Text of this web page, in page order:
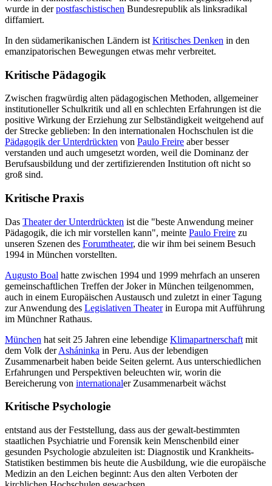
wurde in derpostfaschistischen Bundesrepublik als linksradikal
diffamiert.
In den südamerikanischen Ländern ist Kritisches Denken in den
emanzipatorischen Bewegungen etwas mehr verbreitet.
Kritische Pädagogik
Zwischen fragwürdig alten pädagogischen Methoden, allgemeiner
institutioneller Schulkritik und all en schlechten Erfahrungen ist die
positive Wirkung der Erziehung zur Selbständigkeit weitgehend auf
der Strecke geblieben: In den internationalen Hochschulen ist die
Pädagogik der Unterdrückten von Paulo Freire aber besser
verstanden und auch umgesetzt worden, weil die Dominanz der
Berufsausbildung und der zertifizierenden Institution oft nicht so
groß sind.
Kritische Praxis
Das Theater der Unterdrückten ist die "beste Anwendung meiner
Pädagogik, die ich mir vorstellen kann", meinte Paulo Freire zu
unseren Szenen des Forumtheater, die wir ihm bei seinem Besuch
1994 in München vorstellten.
Augusto Boal hatte zwischen 1994 und 1999 mehrfach an unseren
gemeinschaftlichen Treffen der Joker in München teilgenommen,
auch in einem Europäischen Austausch und zuletzt in einer Tagung
zur Anwendung des Legislativen Theaterin Europa mit Aufführung
im Münchner Rathaus.
München hat seit 25 Jahren eine lebendige Klimapartnerschaft mit
dem Volk derAsháninka in Peru. Aus der lebendigen
Zusammenarbeit haben beide Seiten gelernt. Aus unterschiedlichen
Erfahrungen und Perspektiven beleuchten wir, worin die
Bereicherung von internationaler Zusammenarbeit wächst
Kritische Psychologie
entstand aus der Feststellung, dass aus der gewalt-bestimmten
staatlichen Psychiatrie und Forensik kein Menschenbild einer
gesunden Psychologie abzuleiten ist: Diagnostik und Krankheits-
Statistiken bestimmen bis heute die Ausbildung, wie die europäische
Medizin an den Leichen beginnt: Aus den alten Verboten der